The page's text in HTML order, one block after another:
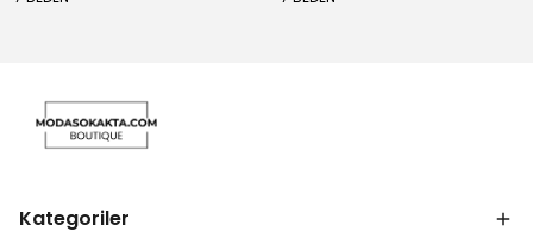
Kategoriler